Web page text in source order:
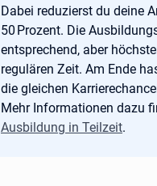
Dabei reduzierst du deine
50 Prozent. Die
entsprechend, aber
regulären Zeit. Am Ende
die gleichen
Mehr Informationen dazu
Ausbildung in Teilzeit.